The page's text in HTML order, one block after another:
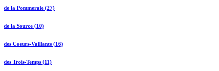
de la Pommeraie (27)
de la Source (10)
des Coeurs-Vaillants (16)
des Trois-Temps (11)